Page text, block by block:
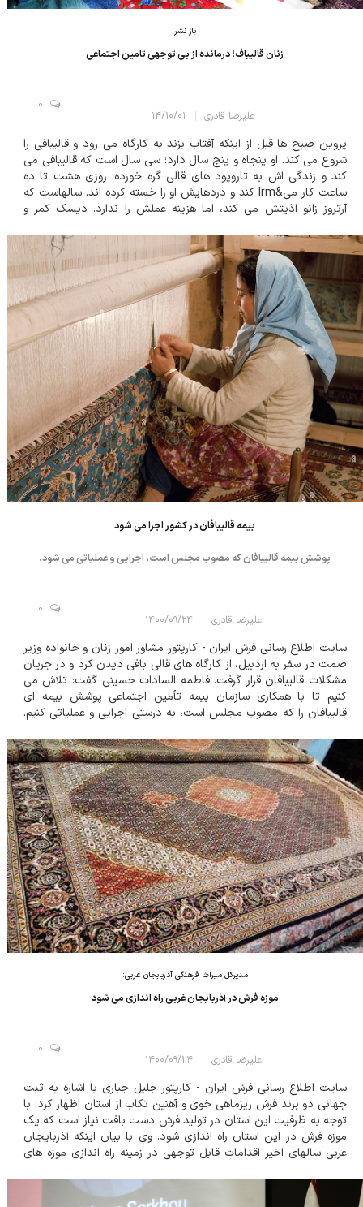
باز نشر
زنان قالیباف؛ درمانده از بی توجهی تامین اجتماعی
علیرضا قادری ۱۴/۱۰/۰۱
0
پروین صبح ها قبل از اینکه آفتاب بزند به کارگاه می رود و قالیبافی را
شروع می کند. او پنجاه و پنج سال دارد؛ سی سال است که قالیبافی می
کند و زندگی اش به تاروپود های قالی گره خورده. روزی هشت تا ده
ساعت کار می&lrm کند و دردهایش او را خسته کرده اند. سالهاست که
آرتروز زانو اذیتش می کند، اما هزینه عملش را ندارد. دیسک کمر و
درگیرشان شده...
بیمه قالیبافان در کشور اجرا می شود
پوشش بیمه‌ قالیبافان که مصوب مجلس است، اجرایی و عملیاتی می شود.
علیرضا قادری ۱۴۰۰/۰۹/۲۴
0
سایت اطلاع رسانی فرش ایران - کارپتور مشاور امور زنان و خانواده وزیر
صمت در سفر به اردبیل، از کارگاه های قالی بافی دیدن کرد و در جریان
مشکلات قالیبافان قرار گرفت. فاطمه السادات حسینی گفت: تلاش می
کنیم تا با همکاری سازمان بیمه تأمین اجتماعی پوشش بیمه ای
قالیبافان را که مصوب مجلس است، به درستی اجرایی و عملیاتی کنیم.
د...
مدیرکل میراث فرهنگی آذربایجان غربی:
موزه فرش در آذربایجان غربی راه اندازی می شود
علیرضا قادری ۱۴۰۰/۰۹/۲۴
0
سایت اطلاع رسانی فرش ایران - کارپتور جلیل جباری با اشاره به ثبت
جهانی دو برند فرش ریزماهی خوی و آهنین تکاب از استان اظهار کرد: با
توجه به ظرفیت این استان در تولید فرش دست بافت نیاز است که یک
موزه فرش در این استان راه اندازی شود. وی با بیان اینکه آذربایجان
غربی سالهای اخیر اقدامات قابل توجهی در زمینه راه اندازی موزه های
کم نظیر د...